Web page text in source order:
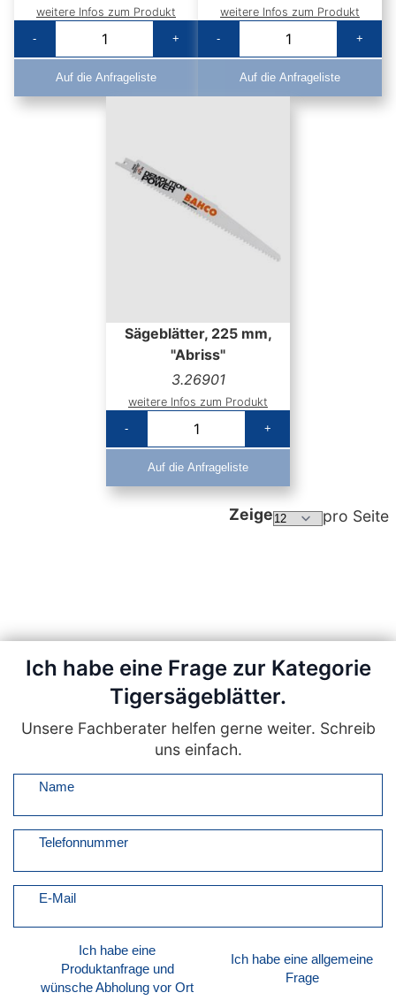
weitere Infos zum Produkt
-
+
Auf die Anfrageliste
weitere Infos zum Produkt
-
+
Auf die Anfrageliste
Sägeblätter, 225 mm,
"Abriss"
3.26901
weitere Infos zum Produkt
-
+
Auf die Anfrageliste
Zeige pro Seite
Ich habe eine Frage zur Kategorie
Tigersägeblätter.
Unsere Fachberater helfen gerne weiter. Schreib
uns einfach.
Name
Telefonnummer
E-Mail
Ich habe eine
Produktanfrage und
wünsche Abholung vor Ort
Ich habe eine allgemeine
Frage